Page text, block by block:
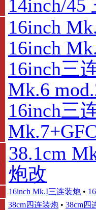
14inch/45
16inch
16inch
16inch三
Mk.6
16inch三
38.1cm
炮改
16inch Mk.I三连装炮 •
38cm四连装炮 • 38cm四